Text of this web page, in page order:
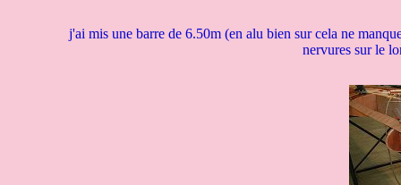
j'ai mis une barre de 6.50m (en alu bien sur cela ne
nervures sur le